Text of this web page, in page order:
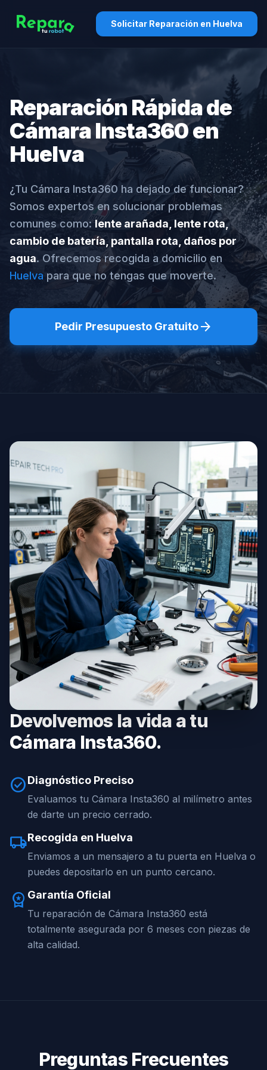
Solicitar Reparación en Huelva
Reparación Rápida de
Cámara Insta360 en
Huelva
¿Tu Cámara Insta360 ha dejado de funcionar?
Somos expertos en solucionar problemas
comunes como:lente arañada, lente rota,
cambio de batería, pantalla rota, daños por
agua. Ofrecemos recogida a domicilio en
Huelva para que no tengas que moverte.
Pedir Presupuesto Gratuitoarrow_forward
Devolvemos la vida a tu
Cámara Insta360.
check_circleDiagnóstico Preciso
Evaluamos tu Cámara Insta360 al milímetro antes
de darte un precio cerrado.
local_shippingRecogida en Huelva
Enviamos a un mensajero a tu puerta en Huelva o
puedes depositarlo en un punto cercano.
workspace_premium Garantía Oficial
Tu reparación de Cámara Insta360 está
totalmente asegurada por 6 meses con piezas de
alta calidad.
Preguntas Frecuentes